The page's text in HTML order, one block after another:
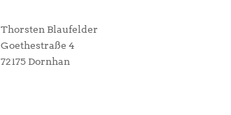
Thorsten Blaufelder
Goethestraße 4
72175 Dornhan